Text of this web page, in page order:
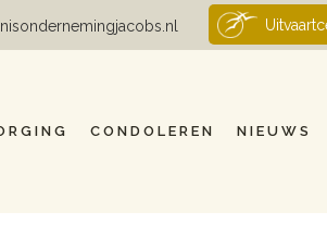
CONDOLEREN NIEUWS